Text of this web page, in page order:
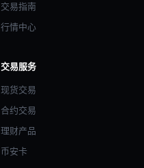
交易指南
行情中心
交易服务
现货交易
合约交易
理财产品
币安卡